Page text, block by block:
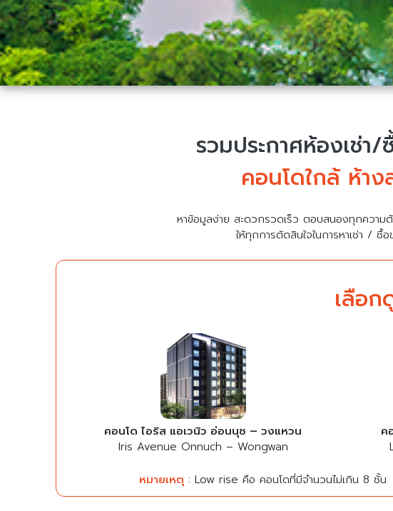
รวมประกาศห้องเช่า/
คอนโดใกล้ ห้าง
หาข้อมูลง่าย สะดวกรวดเร็ว ตอบสนองทุกความ
ให้ทุกการตัดสินใจในการหาเช่า /
เลือ
คอนโด ไอริส แอเวนิว อ่อนนุช – วงแหวน
Iris Avenue Onnuch – Wongwan
ค
หมายเหตุ : Low rise คือ คอนโดที่มีจำนวนไม่เกิน 8 ชั้น